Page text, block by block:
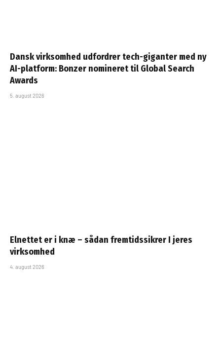
Dansk virksomhed udfordrer tech-giganter med ny
AI-platform: Bonzer nomineret til Global Search
Awards
5. august 2026
Elnettet er i knæ – sådan fremtidssikrer I jeres
virksomhed
4. august 2026